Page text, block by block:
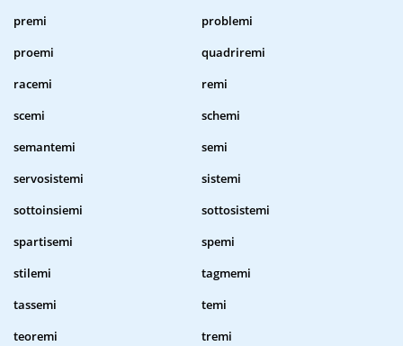
premi
problemi
proemi
quadriremi
racemi
remi
scemi
schemi
semantemi
semi
servosistemi
sistemi
sottoinsiemi
sottosistemi
spartisemi
spemi
stilemi
tagmemi
tassemi
temi
teoremi
tremi